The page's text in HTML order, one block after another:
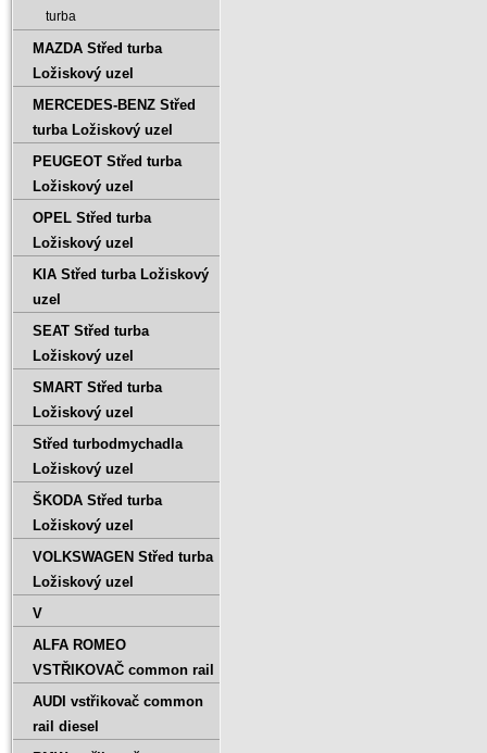
turba
MAZDA Střed turba
Ložiskový uzel
MERCEDES-BENZ Střed
turba Ložiskový uzel
PEUGEOT Střed turba
Ložiskový uzel
OPEL Střed turba
Ložiskový uzel
KIA Střed turba Ložiskový
uzel
SEAT Střed turba
Ložiskový uzel
SMART Střed turba
Ložiskový uzel
Střed turbodmychadla
Ložiskový uzel
ŠKODA Střed turba
Ložiskový uzel
VOLKSWAGEN Střed turba
Ložiskový uzel
V
ALFA ROMEO
VSTŘIKOVAČ common rail
AUDI vstřikovač common
rail diesel